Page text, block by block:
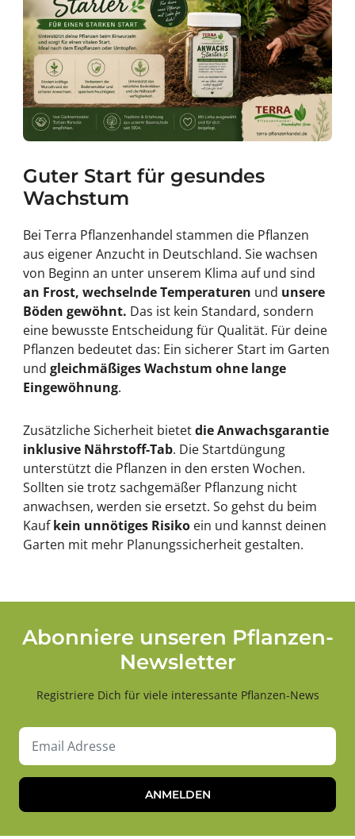
Guter Start für gesundes
Wachstum
Bei Terra Pflanzenhandel stammen die Pflanzen
aus eigener Anzucht in Deutschland. Sie wachsen
von Beginn an unter unserem Klima auf und sind
an Frost, wechselnde Temperaturen und unsere
Böden gewöhnt. Das ist kein Standard, sondern
eine bewusste Entscheidung für Qualität. Für deine
Pflanzen bedeutet das: Ein sicherer Start im Garten
und gleichmäßiges Wachstum ohne lange
Eingewöhnung.
Zusätzliche Sicherheit bietetdie Anwachsgarantie
inklusive Nährstoff-Tab. Die Startdüngung
unterstützt die Pflanzen in den ersten Wochen.
Sollten sie trotz sachgemäßer Pflanzung nicht
anwachsen, werden sie ersetzt. So gehst du beim
Kaufkein unnötiges Risiko ein und kannst deinen
Garten mit mehr Planungssicherheit gestalten.
Abonniere unseren Pflanzen-
Newsletter
Registriere Dich für viele interessante Pflanzen-News
ANMELDEN